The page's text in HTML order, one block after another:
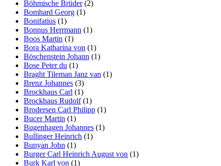
Böhmische Brüder(2)
Bomhard Georg (1)
Bonifatius (1)
Bonnus Herrmann (1)
Boos Martin (1)
Bora Katharina von (1)
Böschenstein Johann (1)
Bose Peter du (1)
Braght Tileman Janz van (1)
Brenz Johannes (3)
Brockhaus Carl (1)
Brockhaus Rudolf(1)
Brodersen Carl Philipp (1)
Bucer Martin (1)
Bugenhagen Johannes (1)
Bullinger Heinrich (1)
Bunyan John (1)
Burger Carl Heinrich August von (1)
Burk Karl von (1)